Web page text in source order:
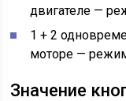
двигателе —
1 + 2
моторе —
Значение